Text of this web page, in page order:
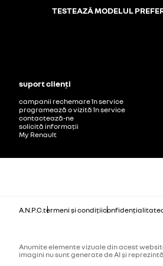
TESTEAZĂ MODELUL
suport clienți
campanii rechemare în service
programează o vizită în service
contactează-ne
solicită informații
My Renault
A.N.P.C.termeni și condițiiconfidențialitate
Anumite elemente vizuale din acest
imagini nu sunt generate de AI și